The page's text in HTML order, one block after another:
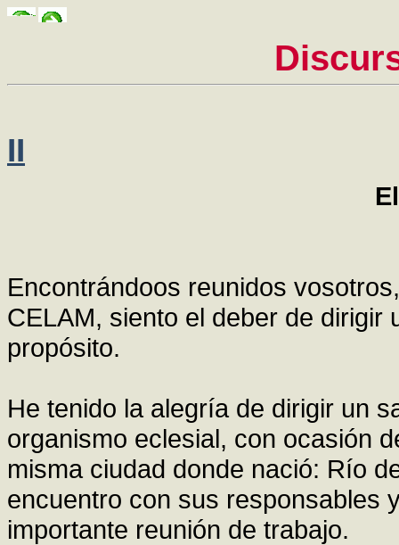
II
Encontrándoos reunidos
CELAM, siento el deber de dirigir
propósito.
He tenido la alegría de dirigir un
organismo eclesial, con ocasión
misma ciudad donde nació: Río
encuentro con sus responsables
importante reunión de trabajo.